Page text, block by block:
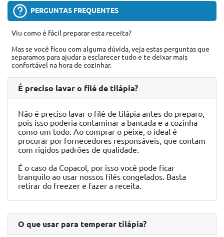
PERGUNTAS FREQUENTES
Viu como é fácil preparar esta receita?
Mas se você ficou com alguma dúvida, veja estas perguntas que
separamos para ajudar a esclarecer tudo e te deixar mais
confortável na hora de cozinhar.
É preciso lavar o filé de tilápia?
Não é preciso lavar o filé de tilápia antes do preparo,
pois isso poderia contaminar a bancada e a cozinha
como um todo. Ao comprar o peixe, o ideal é
procurar por fornecedores responsáveis, que contam
com rígidos padrões de qualidade.
É o caso da Copacol, por isso você pode ficar
tranquilo ao usar nossos filés congelados. Basta
retirar do freezer e fazer a receita.
O que usar para temperar tilápia?